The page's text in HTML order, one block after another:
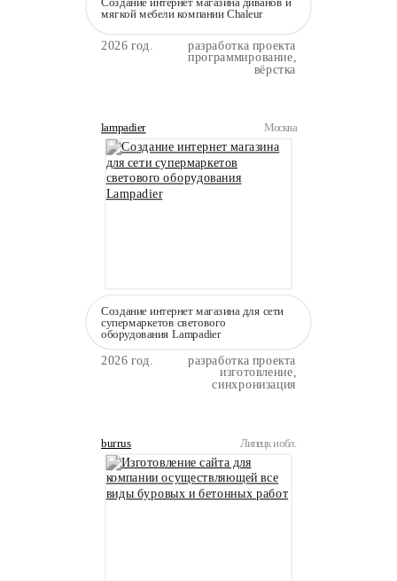
мягкой мебели компании Сhaleur
2026 год. разработка проекта
программирование,
вёрстка
lampadier Москва
Создание интернет магазина для сети
супермаркетов светового
оборудования Lampadier
2026 год. разработка проекта
изготовление,
синхронизация
burrus Липецк и обл.